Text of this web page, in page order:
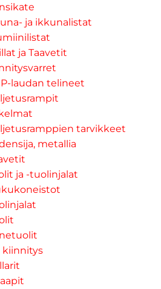
ja ikkunalistat
ja Taavetit
laudan telineet
tarvikkeet
metallia
ja -tuolinjalat
kiinnitys